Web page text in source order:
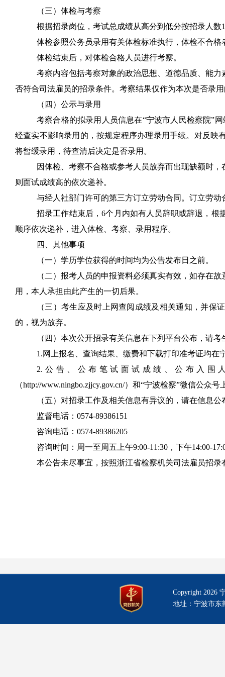
（三）体检与考察
根据招录岗位，考试总成绩从高分到低分按招录人数
体检参照公务员录用有关体检标准执行，体检不合
体检结束后，对体检合格人员进行考察。
考察内容包括考察对象的政治思想、道德品质、能
否符合司法雇员的招录条件。考察结果仅作为本次是否录
（四）公示与录用
考察合格的拟录用人员信息在“宁波市人民检察院”
经查实不影响录用的，按规定程序办理录用手续。对反映
将暂缓录用，待查清后决定是否录用。
因体检、考察不合格或参考人员放弃而出现缺额时
则面试成绩高的依次递补。
与经人社部门许可的第三方订立劳动合同。订立劳
招录工作结束后，6个月内如有人员辞职或辞退，根
顺序依次递补，进入体检、考察、录用程序。
四、其他事项
（一）学历学位获得的时间均为公告发布日之前。
（二）报考人员的申报资料必须真实有效，如存在
用，本人承担由此产生的一切后果。
（三）考生应及时上网查阅成绩及相关通知，并
的，视为放弃。
（四）本次公开招录有关信息在下列平台公布，请考
1 .网上报名、查询结果、缴费和下载打印准考证均在
2. 公告、公布笔试面试成绩、公布入围
（http://www.ningbo.zjjcy.gov.cn/）和“宁波检察”微信公众号
（五）对招录工作及相关信息有异议的，请在信息公
监督电话： 0574-89386151
咨询电话： 0574-89386205
咨询时间：周一至周五上午9:00-11:30 ，下午14:00-
本公告未尽事宜，按照浙江省检察机关司法雇员招录
Copyright 2026
地址：宁波市东